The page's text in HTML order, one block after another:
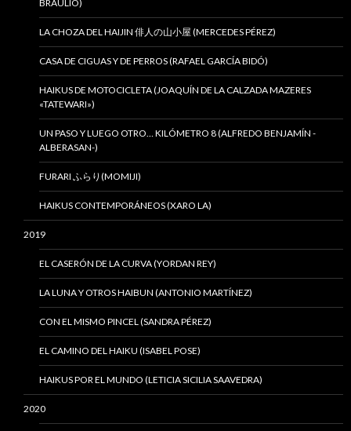
BRAULIO)
LA CHOZA DEL HAIJIN 俳人の山小屋 (MERCEDES PÉREZ)
CASA DE CIGUAS Y DE PERROS (RAFAEL GARCÍA BIDÓ)
HAIKUS DE MOTOCICLETA (JOAQUÍN DE LA CALZADA MAZERES
«TATEWARI»)
UN PASO Y LUEGO OTRO… KILÓMETRO 8 (ALFREDO BENJAMÍN -
ALBERASAN-)
FURARI ふらり(MOMIJI)
HAIKUS CONTEMPORÁNEOS (XARO LA)
2019
EL CASERÓN DE LA CURVA (YORDAN REY)
LA LUNA Y OTROS HAIBUN (ANTONIO MARTÍNEZ)
CON EL MISMO PINCEL (SANDRA PÉREZ)
EL CAMINO DEL HAIKU (ISABEL POSE)
HAIKUS POR EL MUNDO (LETICIA SICILIA SAAVEDRA)
2020